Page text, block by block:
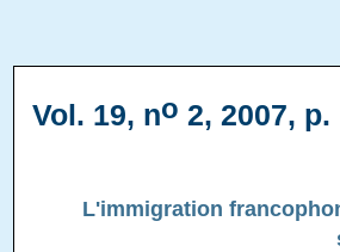
Vol. 19, no 2, 2007, p.
L'immigration